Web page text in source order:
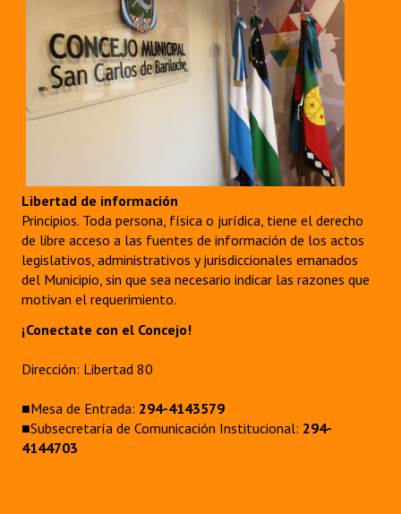
Libertad de información
Principios. Toda persona, física o jurídica, tiene el derecho
de libre acceso a las fuentes de información de los actos
legislativos, administrativos y jurisdiccionales emanados
del Municipio, sin que sea necesario indicar las razones que
motivan el requerimiento.
¡Conectate con el Concejo!
Dirección: Libertad 80
■Mesa de Entrada: 294-4143579
■Subsecretaría de Comunicación Institucional: 294-
4144703